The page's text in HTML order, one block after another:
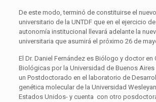
De este modo, terminó de constituirse el
universitario de la UNTDF que en el ejercicio
autonomía institucional llevará adelante la
universitaria que asumirá el próximo 26 de
El Dr. Daniel Fernández es Biólogo y doctor en
Biológicas por la Universidad de Buenos Aires
un Postdoctorado en el laboratorio de
genética molecular de la Universidad
Estados Unidos- y cuenta con otro